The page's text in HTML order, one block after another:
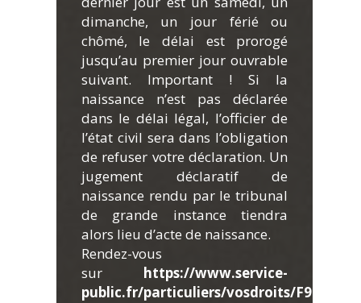
dimanche, un jour férié ou
chômé, le délai est prorogé
jusqu’au premier jour ouvrable
suivant. Important ! Si la
naissance n’est pas déclarée
dans le délai légal, l’officier de
l’état civil sera dans l’obligation
de refuser votre déclaration. Un
jugement déclaratif de
naissance rendu par le tribunal
de grande instance tiendra
alors lieu d’acte de naissance.
Rendez-vous
sur https://www.service-
public.fr/particuliers/vosdroits/F961